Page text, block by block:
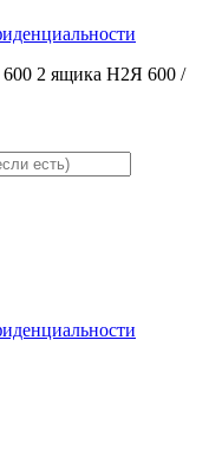
600 2 ящика Н2Я 600 /